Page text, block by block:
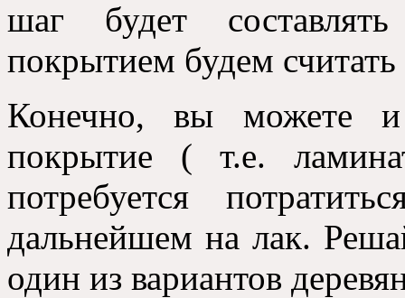
шаг будет
покрытием будем считать
Конечно, вы можете и
покрытие ( т.е.
потребуется
дальнейшем на лак.
один из вариантов